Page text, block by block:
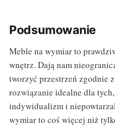
Podsumowanie
Meble na wymiar to
wnętrz. Dają nam
tworzyć przestrzeń zgodnie
rozwiązanie idealne dla
indywidualizm i
wymiar to coś więcej niż